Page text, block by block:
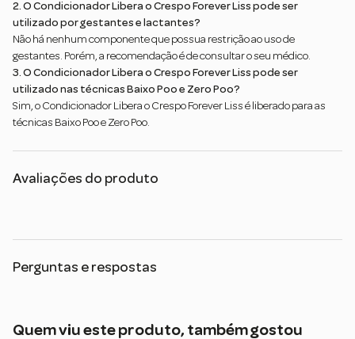
2. O Condicionador Libera o Crespo Forever Liss pode ser
utilizado por gestantes e lactantes?
Não há nenhum componente que possua restrição ao uso de
gestantes. Porém, a recomendação é de consultar o seu médico.
3. O Condicionador Libera o Crespo Forever Liss pode ser
utilizado nas técnicas Baixo Poo e Zero Poo?
Sim, o Condicionador Libera o Crespo Forever Liss é liberado para as
técnicas Baixo Poo e Zero Poo.
Avaliações do produto
Perguntas e respostas
Quem viu este produto, também gostou